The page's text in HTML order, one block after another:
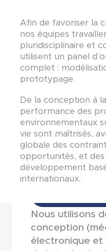
Afin de favoriser la
nos équipes
pluridisciplinaire et
utilisent un panel
complet :
prototypage.
De la conception à
performance des
environnementaux
vie sont maîtrisés,
globale des
opportunités, et
développement
internationaux.
Nous utilisons
conception
électronique et